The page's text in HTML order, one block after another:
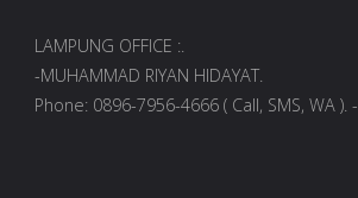
LAMPUNG OFFICE :.
-MUHAMMAD RIYAN HIDAYAT.
Phone: 0896-7956-4666 ( Call, SMS, WA ). -